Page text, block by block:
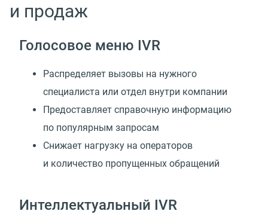
и продаж
Голосовое меню IVR
Распределяет вызовы на нужного
специалиста или отдел внутри компании
Предоставляет справочную информацию
по популярным запросам
Снижает нагрузку на операторов
и количество пропущенных обращений
Интеллектуальный IVR